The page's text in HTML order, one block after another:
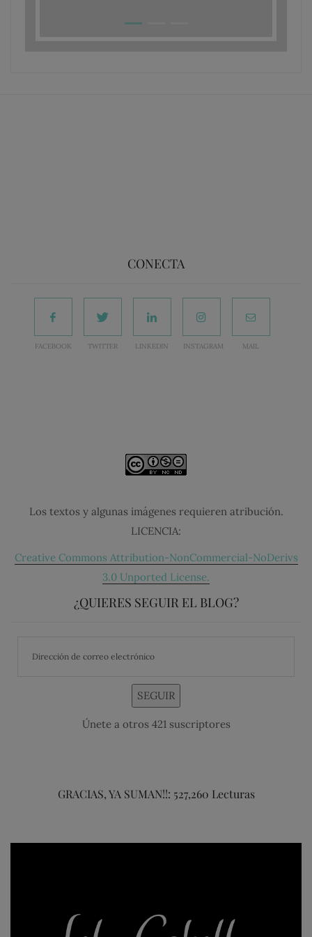
CONECTA
FACEBOOK TWITTER LINKEDIN INSTAGRAM MAIL
Los textos y algunas imágenes requieren atribución.
LICENCIA:
Creative Commons Attribution-NonCommercial-NoDerivs
3.0 Unported License.
¿QUIERES SEGUIR EL BLOG?
SEGUIR
Únete a otros 421 suscriptores
GRACIAS, YA SUMAN!!: 527,260 Lecturas